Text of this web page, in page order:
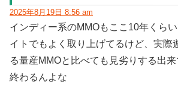
2025年8月19日 8:56 am
インディー系のMMOもここ10年くら
イトでもよく取り上げてるけど、実際
る量産MMOと比べても見劣りする出
終わるんよな